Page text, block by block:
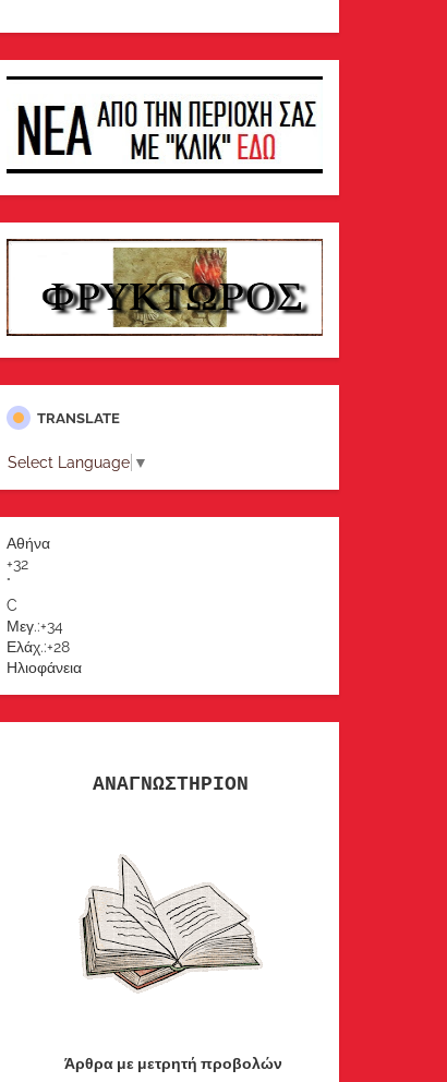
TRANSLATE
Select Language ▼
Αθήνα
+32
°
C
Μεγ.:+34
Ελάχ.:+28
Ηλιοφάνεια
ΑΝΑΓΝΩΣΤΗΡΙΟΝ
Άρθρα με μετρητή προβολών